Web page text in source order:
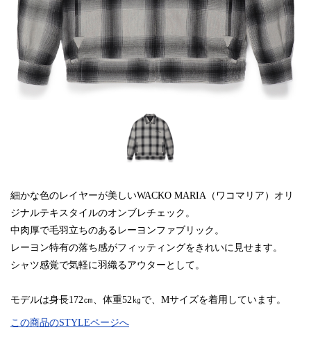
細かな色のレイヤーが美しいWACKO MARIA（ワコマリア）オリ
ジナルテキスタイルのオンブレチェック。
中肉厚で毛羽立ちのあるレーヨンファブリック。
レーヨン特有の落ち感がフィッティングをきれいに見せます。
シャツ感覚で気軽に羽織るアウターとして。
モデルは身長172㎝、体重52㎏で、Mサイズを着用しています。
この商品のSTYLEページへ